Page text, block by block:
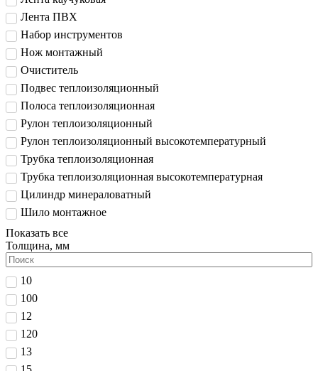
Лента ПВХ
Набор инструментов
Нож монтажный
Очиститель
Подвес теплоизоляционный
Полоса теплоизоляционная
Рулон теплоизоляционный
Рулон теплоизоляционный высокотемпературный
Трубка теплоизоляционная
Трубка теплоизоляционная высокотемпературная
Цилиндр минераловатный
Шило монтажное
Показать все
Толщина, мм
10
100
12
120
13